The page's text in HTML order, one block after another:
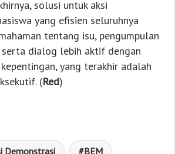
solusi untuk aksi
yang efisien seluruhnya
tentang isu, pengumpulan
serta dialog lebih aktif dengan
yang terakhir adalah
(Red)
Demonstrasi BEM